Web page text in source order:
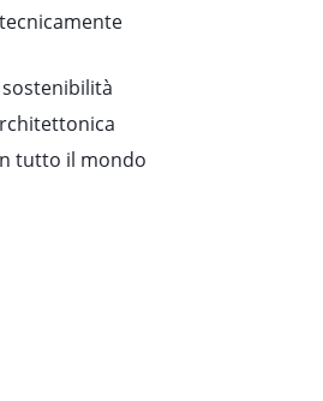
tutto il mondo